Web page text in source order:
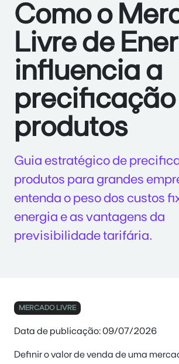
Como o
Livre de
influencia a
precificação
produtos
Guia estratégico de
produtos para grandes
entenda o peso dos custos
energia e as vantagens da
previsibilidade tarifária.
MERCADO LIVRE
Data de publicação: 09/07/2026
Definir o valor de venda de uma